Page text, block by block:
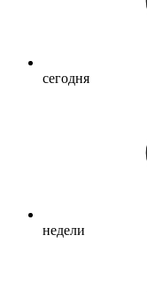
сегодня
недели